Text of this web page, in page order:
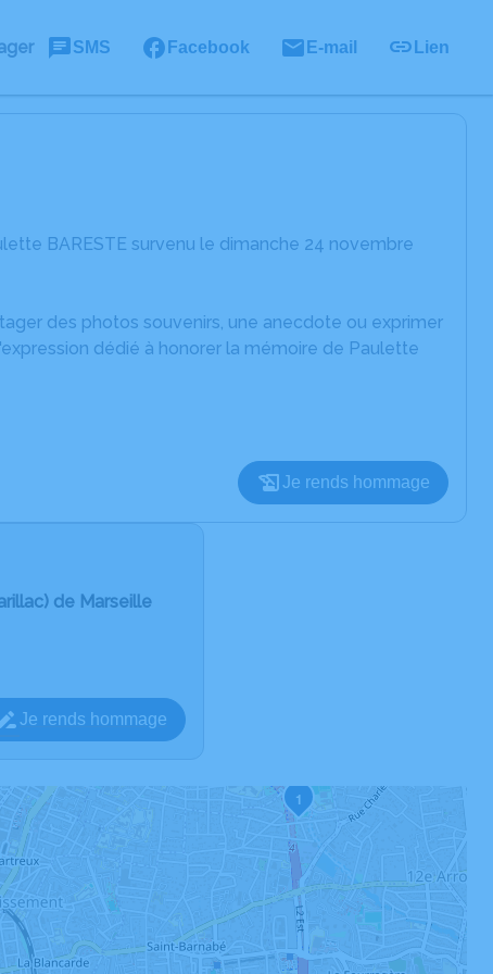
SMS Facebook E-mail Lien
BARESTE survenu le dimanche 24 novembre
des photos souvenirs, une anecdote ou exprimer
dédié à honorer la mémoire de Paulette
Je rends hommage
de Marseille
Je rends hommage
1